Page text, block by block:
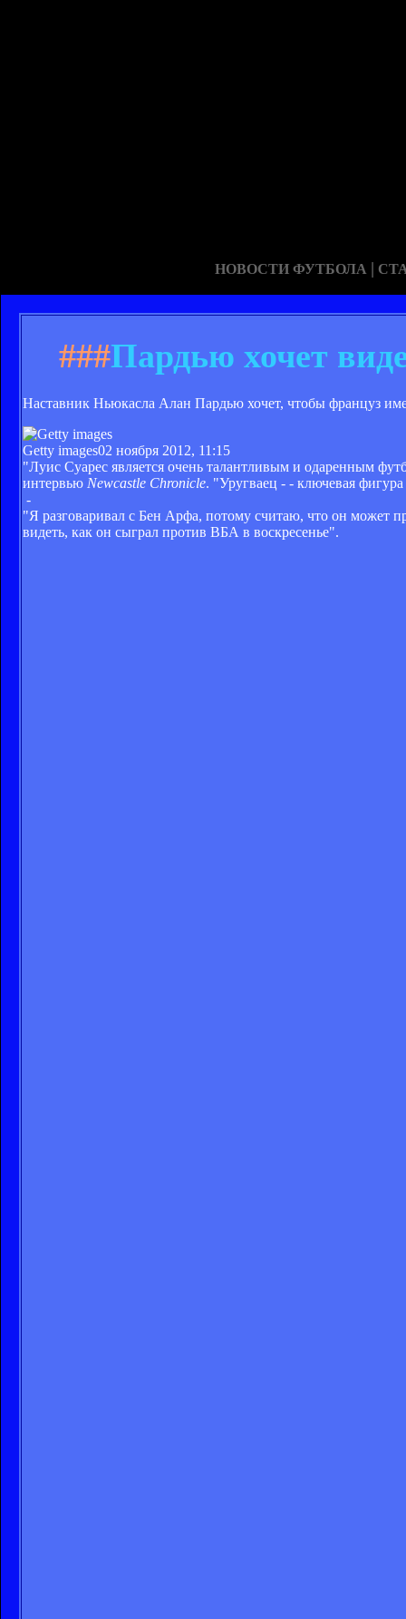
НОВОСТИ ФУТБОЛА |
###Пардью хочет
Наставник Ньюкасла Алан Пардью хочет, чтобы француз
Getty images02 ноября 2012, 11:15
"Луис Суарес является очень талантливым и одаренным
интервью Newcastle Chronicle. "Уругваец - - ключевая
-
"Я разговаривал с Бен Арфа, потому считаю, что он может
видеть, как он сыграл против ВБА в воскресенье".